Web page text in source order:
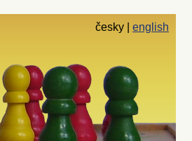
česky english